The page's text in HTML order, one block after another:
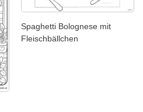
Spaghetti Bolognese mit
Fleischbällchen